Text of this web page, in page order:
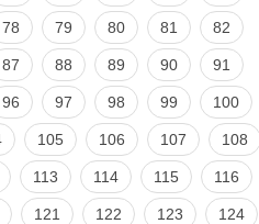
78 79 80 81 82
87 88 89 90 91
96 97 98 99 100
105 106 107 108
113 114 115 116
121 122 123 124